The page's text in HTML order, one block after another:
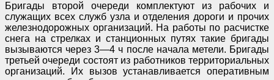
Бригады второй очереди комплектуют из рабочих и
служащих всех служб узла и отделения дороги и прочих
железнодорожных организаций. На работы по расчистке
снега на стрелках и станционных путях такие бригады
вызываются через 3—4 ч после начала метели. Бригады
третьей очереди состоят из работников территориальных
организаций. Их вызов устанавливается оперативным